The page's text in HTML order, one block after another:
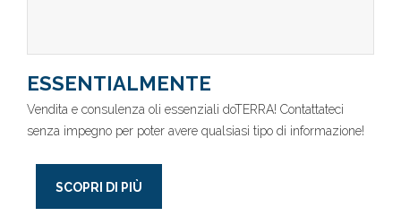
ESSENTIALMENTE
Vendita e consulenza oli essenziali doTERRA! Contattateci
senza impegno per poter avere qualsiasi tipo di informazione!
SCOPRI DI PIÙ